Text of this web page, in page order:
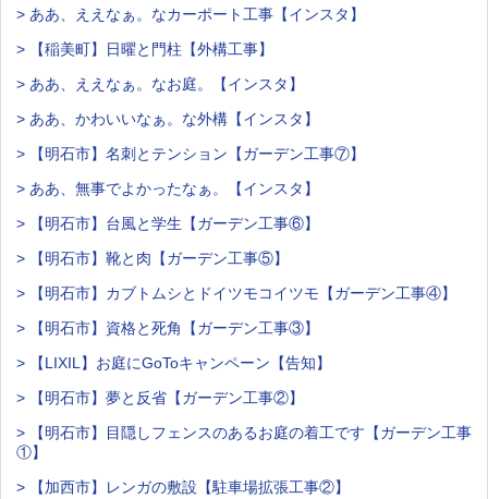
> ああ、ええなぁ。なカーポート工事【インスタ】
> 【稲美町】日曜と門柱【外構工事】
> ああ、ええなぁ。なお庭。【インスタ】
> ああ、かわいいなぁ。な外構【インスタ】
> 【明石市】名刺とテンション【ガーデン工事⑦】
> ああ、無事でよかったなぁ。【インスタ】
> 【明石市】台風と学生【ガーデン工事⑥】
> 【明石市】靴と肉【ガーデン工事⑤】
> 【明石市】カブトムシとドイツモコイツモ【ガーデン工事④】
> 【明石市】資格と死角【ガーデン工事③】
> 【LIXIL】お庭にGoToキャンペーン【告知】
> 【明石市】夢と反省【ガーデン工事②】
> 【明石市】目隠しフェンスのあるお庭の着工です【ガーデン工事
①】
> 【加西市】レンガの敷設【駐車場拡張工事②】